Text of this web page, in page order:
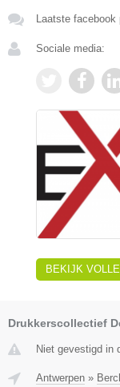
Laatste facebook
Sociale media:
BEKIJK
Drukkerscollectief
Niet gevestigd in
Antwerpen »